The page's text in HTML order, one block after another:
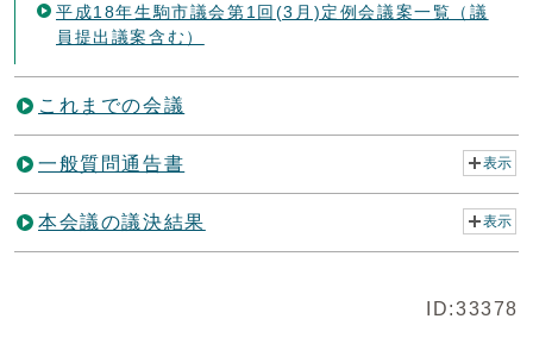
平成18年生駒市議会第1回(3月)定例会議案一覧（議
員提出議案含む）
これまでの会議
一般質問通告書 表示
本会議の議決結果 表示
ID:33378